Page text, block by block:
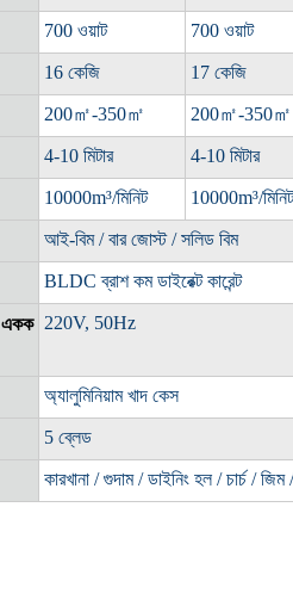
700 ওয়াট 700 ওয়াট
16 কেজি 17 কেজি
200㎡-350㎡ 200㎡-350㎡
4-10 মিটার 4-10 মিটার
10000m³/মিনিট 10000m³/মিনিট
আই-বিম / বার জোস্ট / সলিড বিম
BLDC ব্রাশ কম ডাইরেক্ট কারেন্ট
একক
220V, 50Hz
অ্যালুমিনিয়াম খাদ কেস
5 ব্লেড
কারখানা / গুদাম / ডাইনিং হল / চার্চ / জিম